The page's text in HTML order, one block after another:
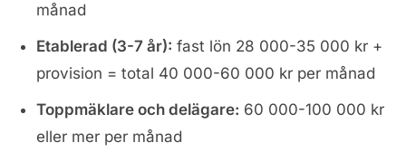
månad
Etablerad (3-7 år): fast lön 28 000-35 000 kr +
provision = total 40 000-60 000 kr per månad
Toppmäklare och delägare: 60 000-100 000 kr
eller mer per månad